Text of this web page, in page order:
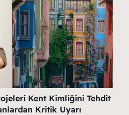
Kent Kimliğini Tehdit
Kritik Uyarı